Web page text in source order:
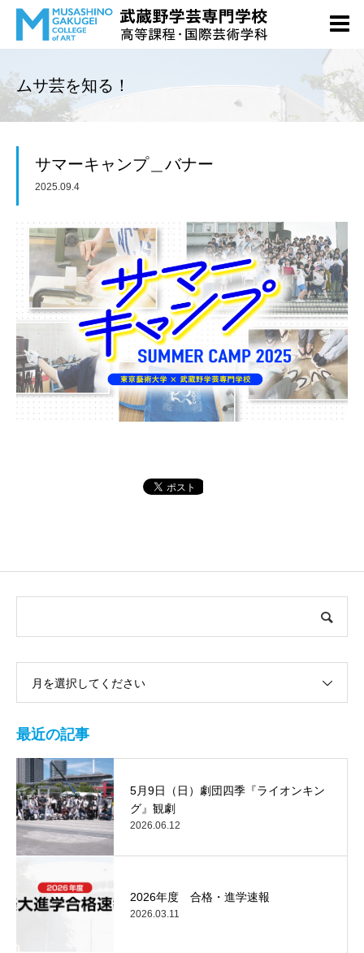
ムサ芸を知る！
サマーキャンプ＿バナー
2025.09.4
月を選択してください
最近の記事
5月9日（日）劇団四季『ライオンキン
グ』観劇
2026.06.12
2026年度 合格・進学速報
2026.03.11